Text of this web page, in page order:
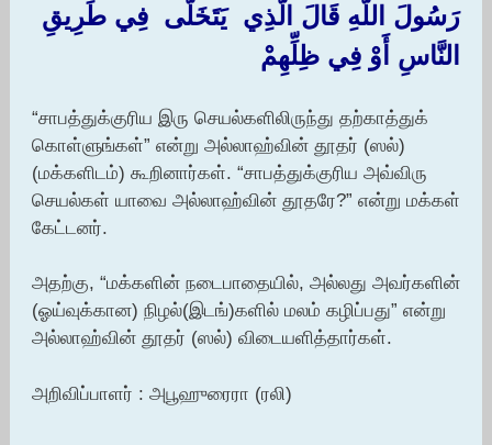
رَسُولَ اللَّهِ قَالَ الَّذِي ‏ ‏يَتَخَلَّى ‏ ‏فِي طَرِيقِ
النَّاسِ أَوْ فِي ظِلِّهِمْ ‏
“சாபத்துக்குரிய இரு செயல்களிலிருந்து தற்காத்துக்
கொள்ளுங்கள்” என்று அல்லாஹ்வின் தூதர் (ஸல்)
(மக்களிடம்) கூறினார்கள். “சாபத்துக்குரிய அவ்விரு
செயல்கள் யாவை அல்லாஹ்வின் தூதரே?” என்று மக்கள்
கேட்டனர்.
அதற்கு, “மக்களின் நடைபாதையில், அல்லது அவர்களின்
(ஓய்வுக்கான) நிழல்(இடங்)களில் மலம் கழிப்பது” என்று
அல்லாஹ்வின் தூதர் (ஸல்) விடையளித்தார்கள்.
அறிவிப்பாளர் : அபூஹுரைரா (ரலி)